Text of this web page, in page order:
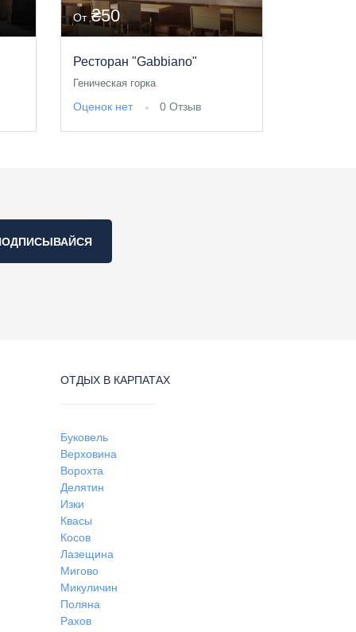
От₴50
Ресторан "Gabbiano"
Геническая горка
Оценок нет 0 Отзыв
ОТДЫХ В КАРПАТАХ
Буковель
Верховина
Ворохта
Делятин
Изки
Квасы
Косов
Лазещина
Мигово
Микуличин
Поляна
Рахов